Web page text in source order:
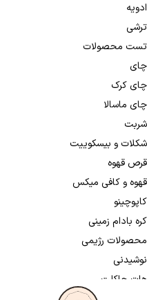
ادویه
ترشی
تست محصولات
چای
چای کرک
چای ماسالا
شربت
شکلات و بیسکوییت
قرص قهوه
قهوه و کافی میکس
کاپوچینو
کره بادام زمینی
محصولات رژیمی
نوشیدنی
هات چاکلت